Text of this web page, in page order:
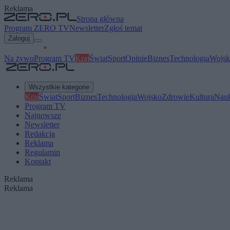
Reklama
Strona główna
Program ZERO TVNewsletterZgłoś temat
Zaloguj
Na żywoProgram TVKrajŚwiatSportOpinieBiznesTechnologia
Wszystkie kategorie
KrajŚwiatSportBiznesTechnologiaWojskoZdrowieKultura
Program TV
Najnowsze
Newsletter
Redakcja
Reklama
Regulamin
Kontakt
Reklama
Reklama